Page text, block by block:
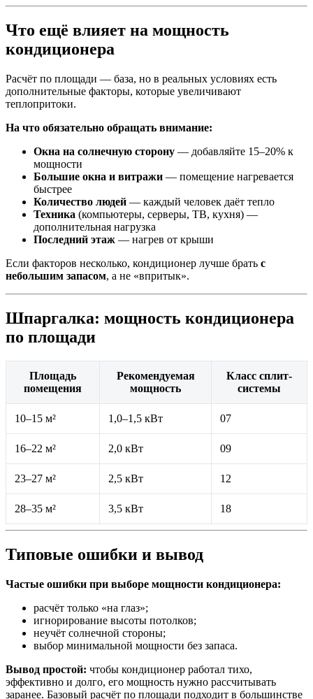
Что ещё влияет на мощность
кондиционера
Расчёт по площади — база, но в реальных условиях есть
дополнительные факторы, которые увеличивают
теплопритоки.
На что обязательно обращать внимание:
Окна на солнечную сторону — добавляйте 15–20% к
мощности
Большие окна и витражи — помещение нагревается
быстрее
Количество людей — каждый человек даёт тепло
Техника (компьютеры, серверы, ТВ, кухня) —
дополнительная нагрузка
Последний этаж — нагрев от крыши
Если факторов несколько, кондиционер лучше брать с
небольшим запасом, а не «впритык».
Шпаргалка: мощность кондиционера
по площади
Площадь
помещения
Рекомендуемая
мощность
Класс сплит-
системы
10–15 м² 1,0–1,5 кВт 07
16–22 м² 2,0 кВт 09
23–27 м² 2,5 кВт 12
28–35 м² 3,5 кВт 18
Типовые ошибки и вывод
Частые ошибки при выборе мощности кондиционера:
расчёт только «на глаз»;
игнорирование высоты потолков;
неучёт солнечной стороны;
выбор минимальной мощности без запаса.
Вывод простой: чтобы кондиционер работал тихо,
эффективно и долго, его мощность нужно рассчитывать
заранее. Базовый расчёт по площади подходит в большинстве